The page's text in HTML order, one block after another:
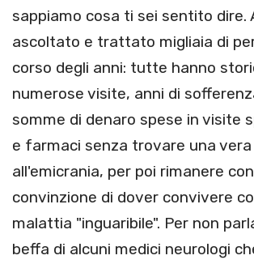
sappiamo cosa ti sei sentito dire.
ascoltato e trattato migliaia di
corso degli anni: tutte hanno
numerose visite, anni di
somme di denaro spese in visite
e farmaci senza trovare una vera
all'emicrania, per poi rimanere
convinzione di dover convivere
malattia "inguaribile". Per non
beffa di alcuni medici neurologi